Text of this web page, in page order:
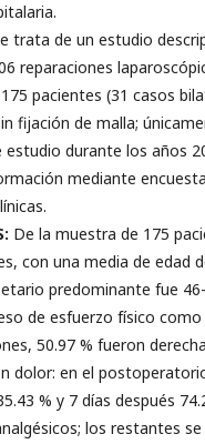
trata de un estudio
reparaciones
pacientes (31 casos
fijación de malla;
durante los años
mediante
De la muestra de 175
con una media de edad
predominante fue
de esfuerzo físico
50.97 % fueron
dolor: en el
% y 7 días después
los restantes